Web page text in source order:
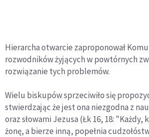
Hierarcha otwarcie zaproponował
rozwodników żyjących w powtórnych
rozwiązanie tych problemów.
Wielu biskupów sprzeciwiło się
stwierdzając że jest ona niezgodna z
oraz słowami Jezusa (Łk 16, 18: "Każdy,
żonę, a bierze inną, popełnia